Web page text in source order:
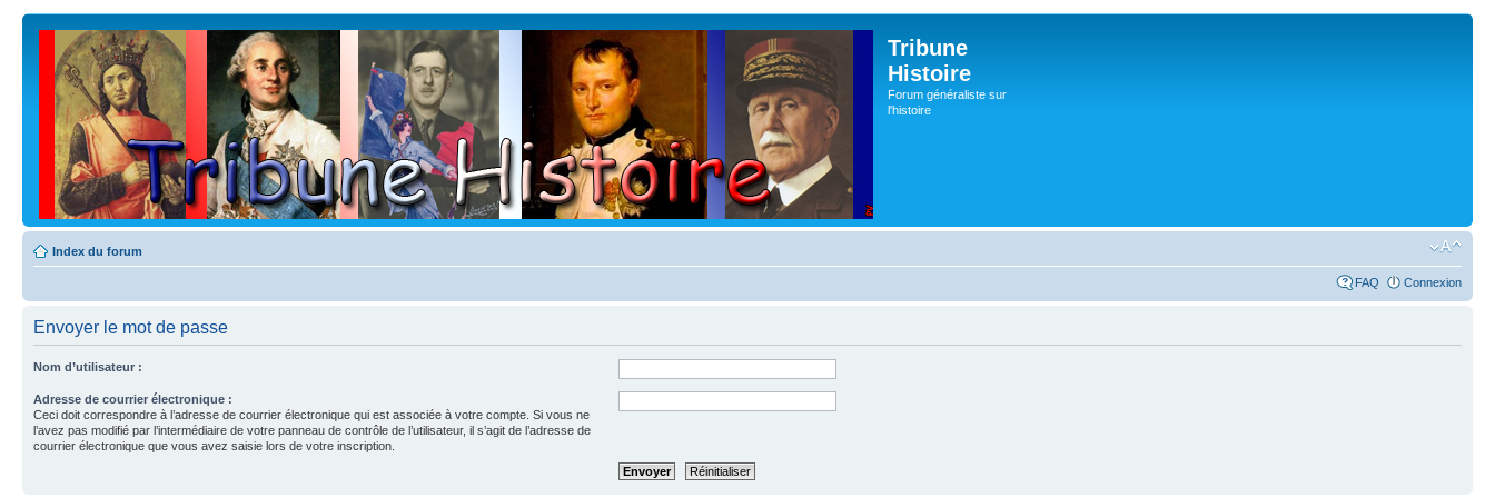
Tribune
Histoire
Forum généraliste sur
l'histoire
Index du forum
FAQ Connexion
Envoyer le mot de passe
Nom d’utilisateur :
Adresse de courrier électronique :
Ceci doit correspondre à l’adresse de courrier électronique qui est associée à votre compte. Si vous ne
l’avez pas modifié par l’intermédiaire de votre panneau de contrôle de l’utilisateur, il s’agit de l’adresse de
courrier électronique que vous avez saisie lors de votre inscription.